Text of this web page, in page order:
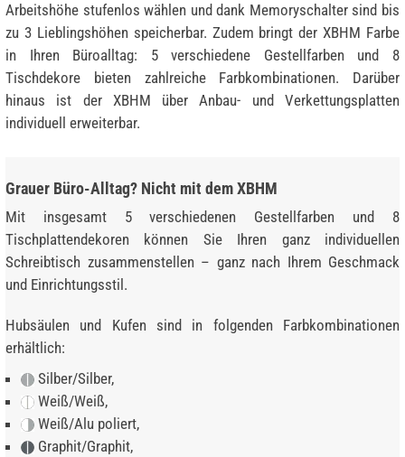
Arbeitshöhe stufenlos wählen und dank Memoryschalter sind bis
zu 3 Lieblingshöhen speicherbar. Zudem bringt der XBHM Farbe
in Ihren Büroalltag: 5 verschiedene Gestellfarben und 8
Tischdekore bieten zahlreiche Farbkombinationen. Darüber
hinaus ist der XBHM über Anbau- und Verkettungsplatten
individuell erweiterbar.
Grauer Büro-Alltag? Nicht mit dem XBHM
Mit insgesamt 5 verschiedenen Gestellfarben und 8
Tischplattendekoren können Sie Ihren ganz individuellen
Schreibtisch zusammenstellen – ganz nach Ihrem Geschmack
und Einrichtungsstil.
Hubsäulen und Kufen sind in folgenden Farbkombinationen
erhältlich:
Silber/Silber,
Weiß/Weiß,
Weiß/Alu poliert,
Graphit/Graphit,